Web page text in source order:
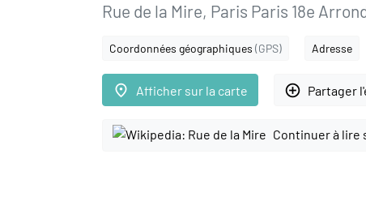
Rue de la Mire, Paris Paris 18e
Coordonnées géographiques (GPS) Adresse
place Afficher sur la carte add_circle_outline Partager
Continuer à lire